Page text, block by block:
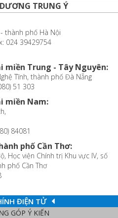
DƯƠNG TRUNG Ý
thành phố Hà Nội
024 39429754
Trung - Tây Nguyên:
Tĩnh, thành phố Đà Nẵng
51 303
miền Nam:
84081
phố Cần Thơ:
Học viện Chính trị Khu vực IV, số
phố Cần Thơ
ĐIỆN TỬ
GÓP Ý KIẾN